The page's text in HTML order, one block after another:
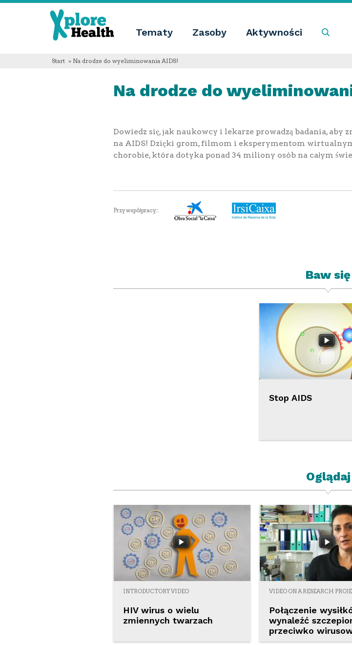
Xplore
Health
Tematy Zasoby Aktywności
Xplore
o
nas
Język
English
Español
Start » Na drodze do wyeliminowania AIDS!
Na drodze do
Dowiedz się, jak naukowcy i lekarze prowadzą badania,
na AIDS! Dzięki grom, filmom i eksperymentom
chorobie, która dotyka ponad 34 miliony osób na całym
Przy współpracy:
Baw się
Stop AIDS
Oglądaj
INTRODUCTORY VIDEO
HIV wirus o wielu
zmiennych twarzach
VIDEO ON A RESEARCH
Połączenie
wynaleźć
przeciwko